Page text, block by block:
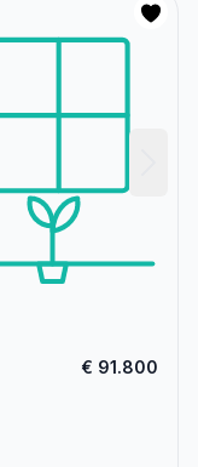
€ 91.800